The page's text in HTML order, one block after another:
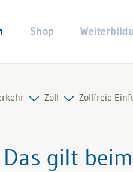
Shop
Zoll
Alle Arbeitshilfen
Zollfreie
gilt